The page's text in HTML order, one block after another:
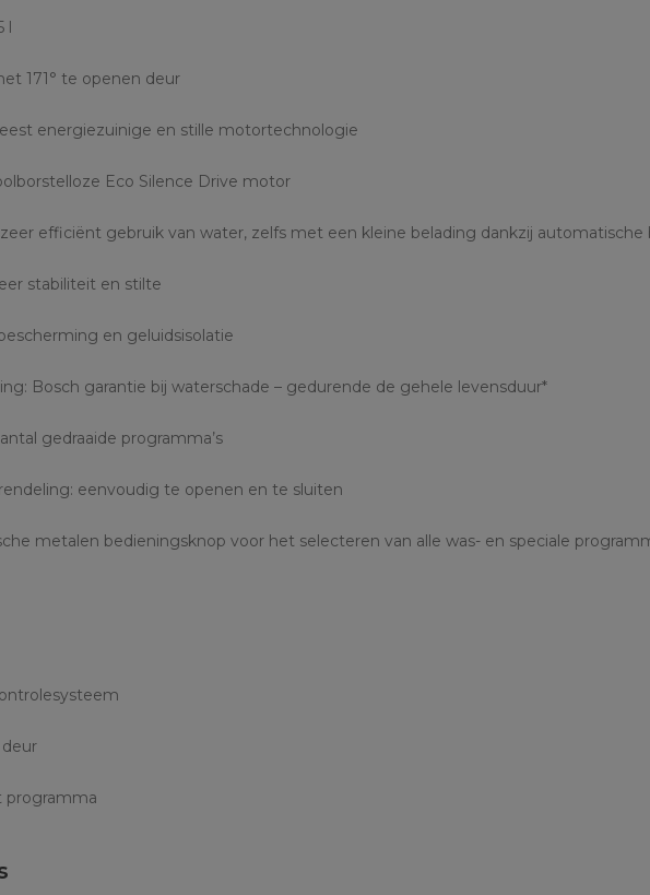
l
171° te openen deur
energiezuinige en stille motortechnologie
Eco Silence Drive motor
efficiënt gebruik van water, zelfs met een kleine belading dankzij automatische
stabiliteit en stilte
en geluidsisolatie
Bosch garantie bij waterschade – gedurende de gehele levensduur*
gedraaide programma’s
eenvoudig te openen en te sluiten
metalen bedieningsknop voor het selecteren van alle was- en speciale
programma